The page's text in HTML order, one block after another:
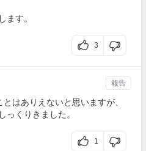
ます。
3
はありえないと思いますが、
っくりきました。
1
報告